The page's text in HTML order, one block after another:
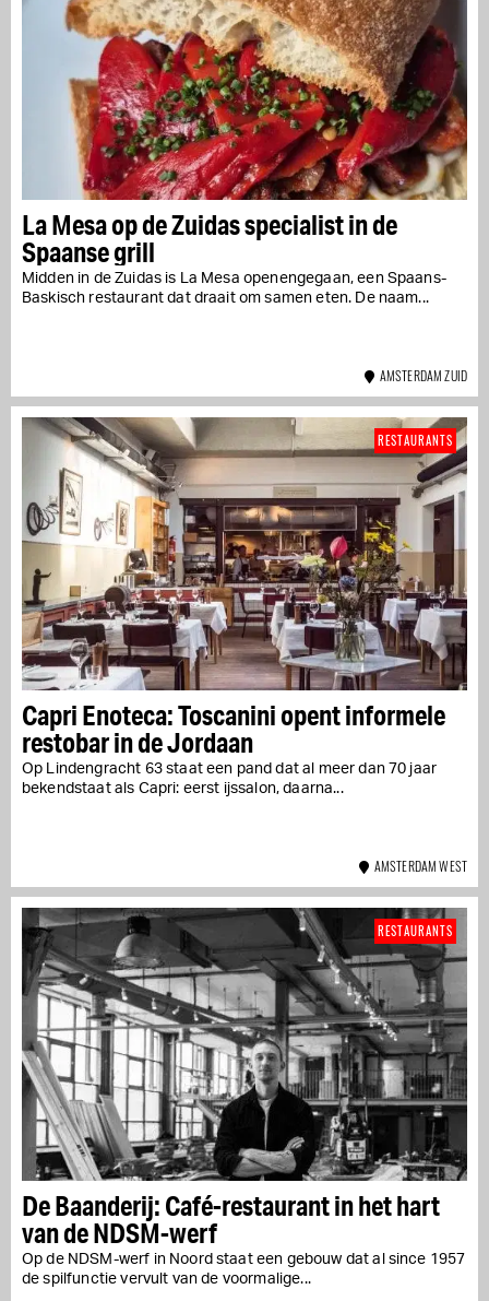
La Mesa op de Zuidas specialist in de
Spaanse grill
Midden in de Zuidas is La Mesa openengegaan, een Spaans-
Baskisch restaurant dat draait om samen eten. De naam...
AMSTERDAM ZUID
Capri Enoteca: Toscanini opent informele
restobar in de Jordaan
Op Lindengracht 63 staat een pand dat al meer dan 70 jaar
bekendstaat als Capri: eerst ijssalon, daarna...
RESTAURANTS
AMSTERDAM WEST
De Baanderij: Café-restaurant in het hart
van de NDSM-werf
Op de NDSM-werf in Noord staat een gebouw dat al since 1957
de spilfunctie vervult van de voormalige...
RESTAURANTS